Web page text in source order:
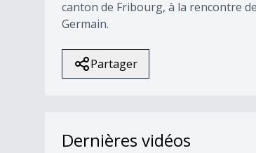
canton de Fribourg, à la rencontre
Germain.
Partager
Dernières vidéos